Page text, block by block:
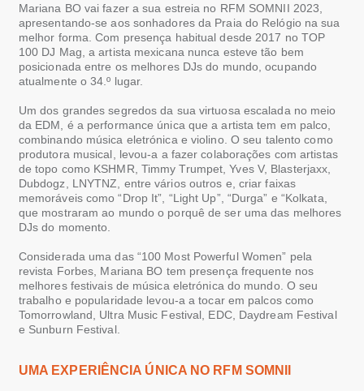
Mariana BO vai fazer a sua estreia no RFM SOMNII 2023
apresentando-se aos sonhadores da Praia do Relógio nasua
melhor forma .Com presença habitual desde 2017 no TOP
100 DJ Mag , a artista mexicana nunca esteve tão bem
posicionada entre os melhores DJs do mundo , ocupando
atualmente o34.º lugar.
Um dos grandes segredosda sua virtuosa escalada no meio
da EDM
é a performance única que aartistatem em palco
combinando música eletrónica e violino. O seu talento como
produtora musical
levou-a a fazercolaborações com artistas
de topo como KSHMR, Timmy Trumpet , Yves V, Blasterjaxx
Dubdogz , LNYTNZ, entrevários outros e, criarfaixas
memoráveiscomo“Drop It” “Light Up” “Durga” e “Kolkata
que mostraramao mundo o porquê de ser uma das melhores
DJs do momento
Considerada uma das “100 Most Powerful Women” pela
revista Forbes, Mariana BO tem presença frequente nos
melhores festivais de música eletrónica do mundo. O seu
trabalho e popularidade levou-a a tocar em palcos como
Tomorrowland , Ultra Music Festival, EDC, Daydream Festival
e Sunburn Festival.
UMA EXPERIÊNCIA ÚNICA NO RFM SOMNII